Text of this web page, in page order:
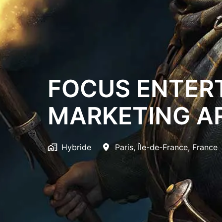
FOCUS
MARKETING
Hybride Paris, Île-de-France, France